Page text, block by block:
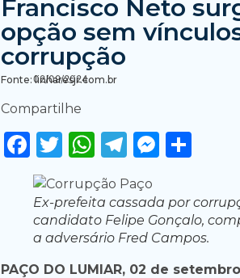
Francisco Neto
opção sem
corrupção
Fonte: linharesjr.com.br
02/09/2024
Compartilhe
Facebook
Twitter
WhatsApp
Telegram
Ex-prefeita cassada por
candidato Felipe Gonçalo,
a adversário Fred Campos.
PAÇO DO LUMIAR, 02 de